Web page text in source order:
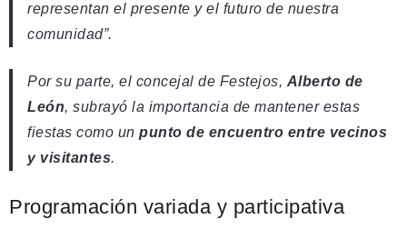
representan el presente y el futuro de nuestra
comunidad”.
Por su parte, el concejal de Festejos, Alberto de
León, subrayó la importancia de mantener estas
fiestas como un punto de encuentro entre vecinos
y visitantes.
Programación variada y participativa